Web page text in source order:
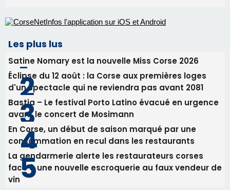
Tennis - Début ce week-end du tournoi du
RCPV
31/07/2026 08:22
82ème anniversaire de la disparition du
Commandant Antoine de Saint Exupery
Les plus lus
Satine Nomary est la nouvelle Miss Corse 2026
Éclipse du 12 août : la Corse aux premières loges
d'un spectacle qui ne reviendra pas avant 2081